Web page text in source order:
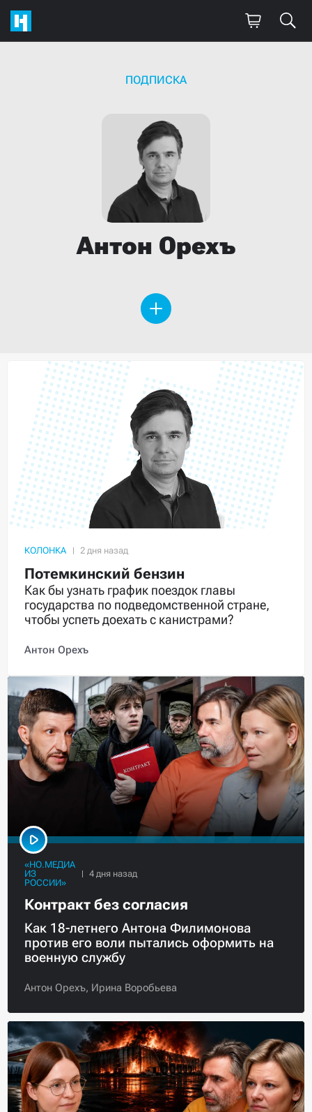
ПОДПИСКА
Антон Орехъ
КОЛОНКА
Потемкинский бензин
Как бы узнать график поездок главы
государства по подведомственной стране,
чтобы успеть доехать с канистрами?
Антон Орехъ
«НО.МЕДИА
ИЗ
РОССИИ»
Контракт без согласия
Как 18-летнего Антона Филимонова
против его воли пытались оформить на
военную службу
Антон Орехъ, Ирина Воробьева